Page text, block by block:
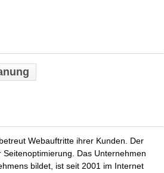
Webauftritte ihrer Kunden. Der
Das Unternehmen
bildet, ist seit 2001 im Internet